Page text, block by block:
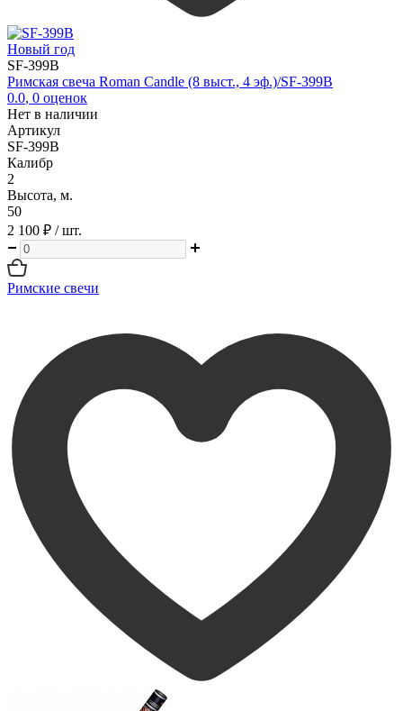
Новый год
SF-399B
Римская свеча Roman Candle (8 выст., 4 эф.)/SF-399B
0.0, 0 оценок
Нет в наличии
Артикул
SF-399B
Калибр
2
Высота, м.
50
2 100 ₽ / шт.
Римские свечи